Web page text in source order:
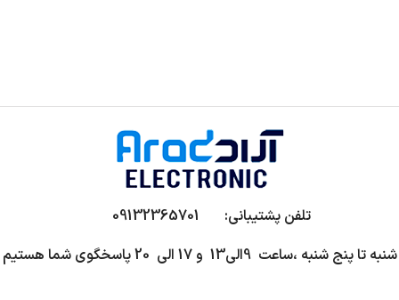
تلفن پشتیبانی: 09132365701
شنبه تا پنج شنبه ،ساعت 9الی13 و 17 الی 20 پاسخگوی شما هستیم